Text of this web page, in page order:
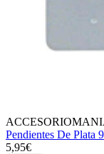
Pendientes De Plata
5,95€